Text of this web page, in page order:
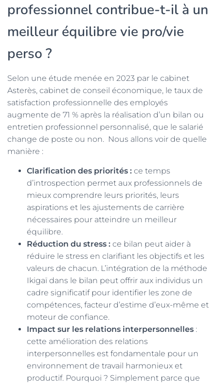
professionnel contribue-t-il à un
meilleur équilibre vie pro/vie
perso ?
Selon une étude menée en 2023 par le cabinet
Asterès, cabinet de conseil économique, le taux de
satisfaction professionnelle des employés
augmente de 71 % après la réalisation d’un bilan ou
entretien professionnel personnalisé, que le salarié
change de poste ou non. Nous allons voir de quelle
manière :
Clarification des priorités : ce temps
d’introspection permet aux professionnels de
mieux comprendre leurs priorités, leurs
aspirations et les ajustements de carrière
nécessaires pour atteindre un meilleur
équilibre.
Réduction du stress : ce bilan peut aider à
réduire le stress en clarifiant les objectifs et les
valeurs de chacun. L’intégration de la méthode
Ikigaï dans le bilan peut offrir aux individus un
cadre significatif pour identifier les zone de
compétences, facteur d’estime d’eux-même et
moteur de confiance.
Impact sur les relations interpersonnelles :
cette amélioration des relations
interpersonnelles est fondamentale pour un
environnement de travail harmonieux et
productif. Pourquoi ? Simplement parce que